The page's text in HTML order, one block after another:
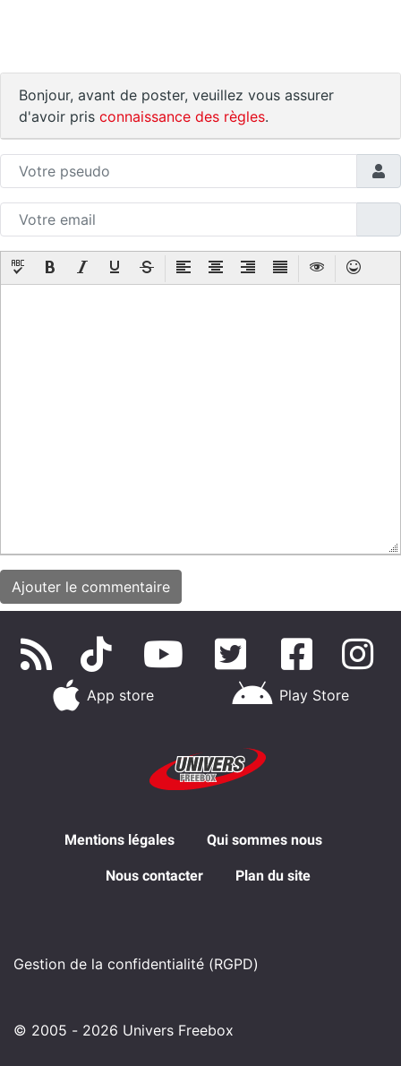
Bonjour, avant de poster, veuillez vous assurer
d'avoir pris connaissance des règles.
App store Play Store
Mentions légales Qui sommes nous
Nous contacter Plan du site
Gestion de la confidentialité (RGPD)
© 2005 - 2026 Univers Freebox